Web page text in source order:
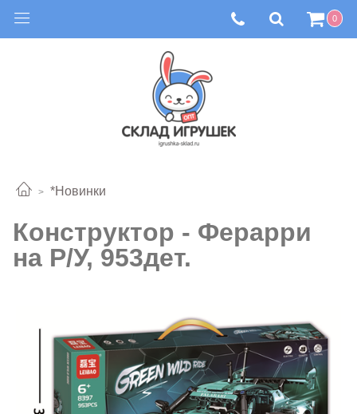
0
*Новинки
Конструктор - Ферарри
на Р/У, 953дет.